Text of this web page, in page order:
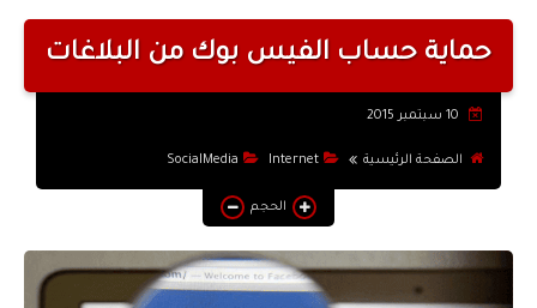
الهواتف الذكية
يوتيوب
أنظمة التشغيل
حماية حساب الفيس بوك من البلاغات
الصفحة الرئيسية Internet
SocialMedia
الحجم